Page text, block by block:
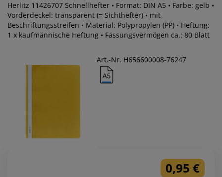
Herlitz 11426707 Schnellhefter • Format: DIN A5 • Farbe: gelb •
Vorderdeckel: transparent (= Sichthefter) • mit
Beschriftungsstreifen • Material: Polypropylen (PP) • Heftung:
1 x kaufmännische Heftung • Fassungsvermögen ca.: 80 Blatt
Art.-Nr. H656600008-76247
0,95 €